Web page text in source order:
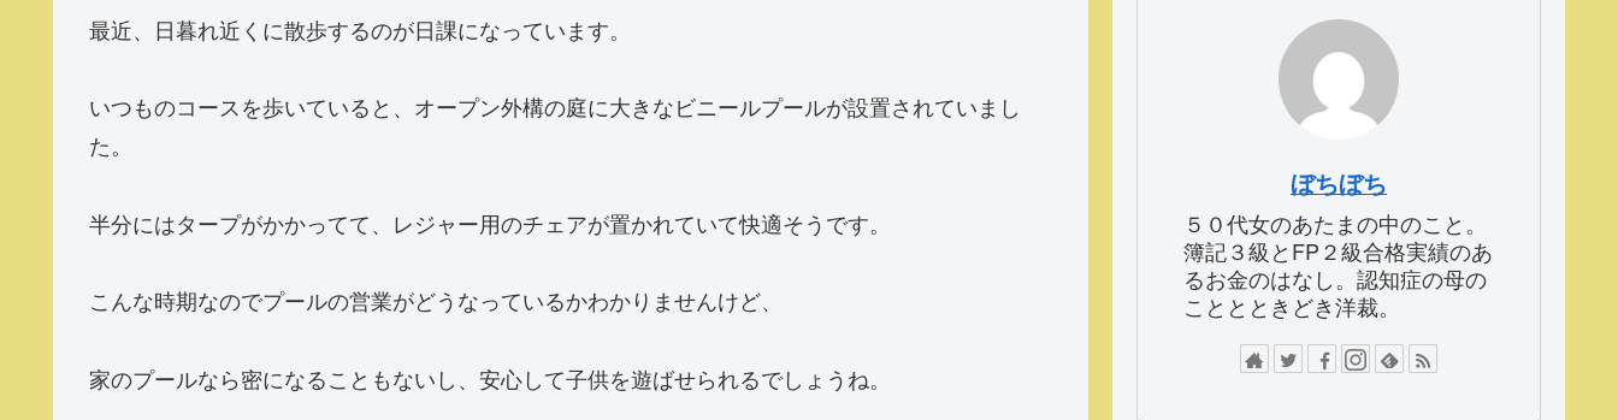
最近、日暮れ近くに散歩するのが日課になっています。
いつものコースを歩いていると、オープン外構の庭に大きなビニールプールが設置されていまし
た。
半分にはタープがかかってて、レジャー用のチェアが置かれていて快適そうです。
こんな時期なのでプールの営業がどうなっているかわかりませんけど、
家のプールなら密になることもないし、安心して子供を遊ばせられるでしょうね。
ぼちぼち
５０代女のあたまの中のこと。
簿記３級とFP２級合格実績のあ
るお金のはなし。認知症の母の
こととときどき洋裁。